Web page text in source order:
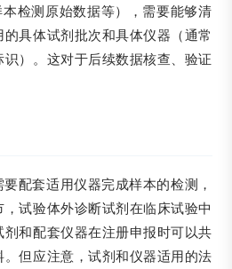
检测原始数据等），需要能够清
具体试剂批次和具体仪器（通常
）。这对于后续数据核查、验证
配套适用仪器完成样本的检测，
试验体外诊断试剂在临床试验中
和配套仪器在注册申报时可以共
但应注意，试剂和仪器适用的法